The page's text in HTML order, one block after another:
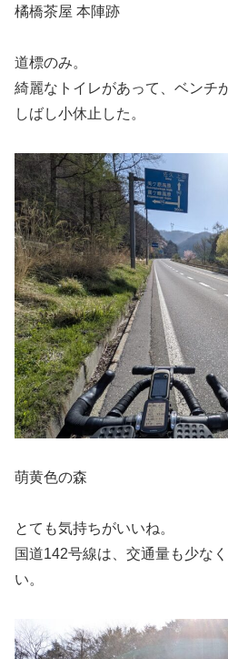
橘橋茶屋 本陣跡
道標のみ。
綺麗なトイレがあって、ベンチ
しばし小休止した。
萌黄色の森
とても気持ちがいいね。
国道142号線は、交通量も少な
い。